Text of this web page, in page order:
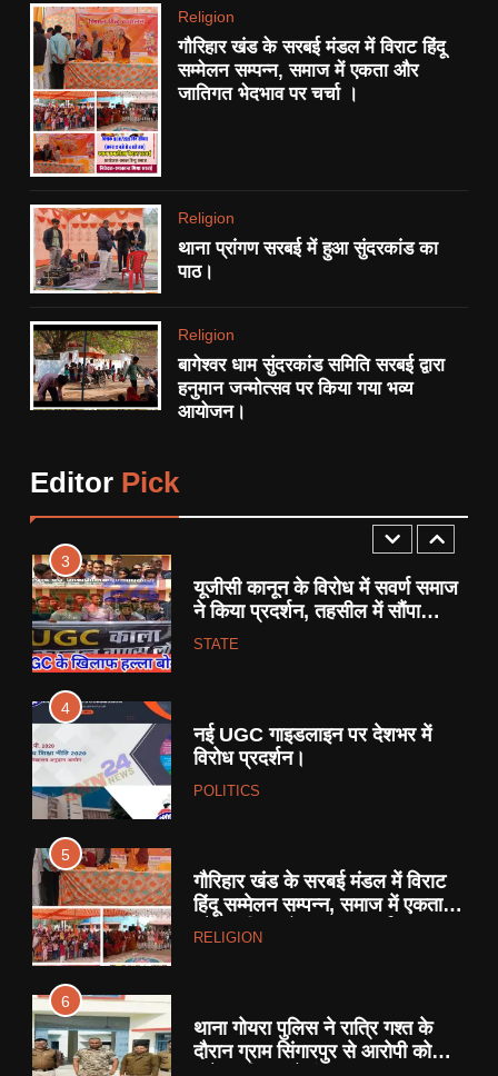
Religion
गौरिहार खंड के सरबई मंडल में विराट हिंदू
सम्मेलन सम्पन्न, समाज में एकता और
जातिगत भेदभाव पर चर्चा ।
Religion
थाना प्रांगण सरबई में हुआ सुंदरकांड का
पाठ।
Religion
बागेश्वर धाम सुंदरकांड समिति सरबई द्वारा
हनुमान जन्मोत्सव पर किया गया भव्य
आयोजन।
Editor Pick
बसाने की योजना।
POLITICS
8
1
प्रदर्शन:
STATE
2
उबाल।
3
यूजीसी कानून के विरोध में सवर्ण समाज
ने किया प्रदर्शन, तहसील में सौंपा
ज्ञापन।
STATE
4
नई UGC गाइडलाइन पर देशभर में
विरोध प्रदर्शन।
POLITICS
5
गौरिहार खंड के सरबई मंडल में विराट
हिंदू सम्मेलन सम्पन्न, समाज में एकता
और जातिगत भेदभाव पर चर्चा ।
RELIGION
6
थाना गोयरा पुलिस ने रात्रि गश्त के
दौरान ग्राम सिंगारपुर से आरोपी को